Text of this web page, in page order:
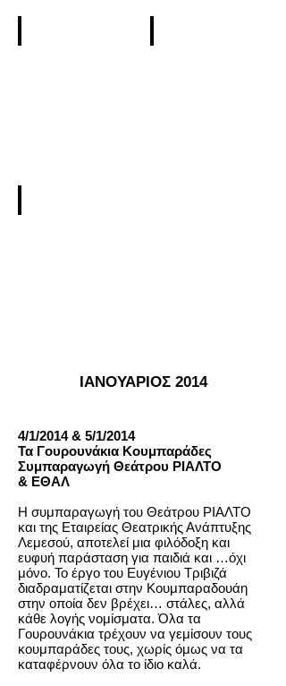
ΙΑΝΟΥΑΡΙΟΣ 2014
4/1/2014 & 5/1/2014
Τα Γουρουνάκια Κουμπαράδες
Συμπαραγωγή Θεάτρου ΡΙΑΛΤΟ
& ΕΘΑΛ
Η συμπαραγωγή του Θεάτρου ΡΙΑΛΤΟ
και της Εταιρείας Θεατρικής Ανάπτυξης
Λεμεσού, αποτελεί μια φιλόδοξη και
ευφυή παράσταση για παιδιά και …όχι
μόνο. Το έργο του Ευγένιου Τριβιζά
διαδραματίζεται στην Κουμπαραδουάη
στην οποία δεν βρέχει… στάλες, αλλά
κάθε λογής νομίσματα. Όλα τα
Γουρουνάκια τρέχουν να γεμίσουν τους
κουμπαράδες τους, χωρίς όμως να τα
καταφέρνουν όλα το ίδιο καλά.